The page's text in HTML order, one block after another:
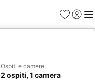
PreferitiAccedi
Ospiti e camere
2 ospiti, 1 camera